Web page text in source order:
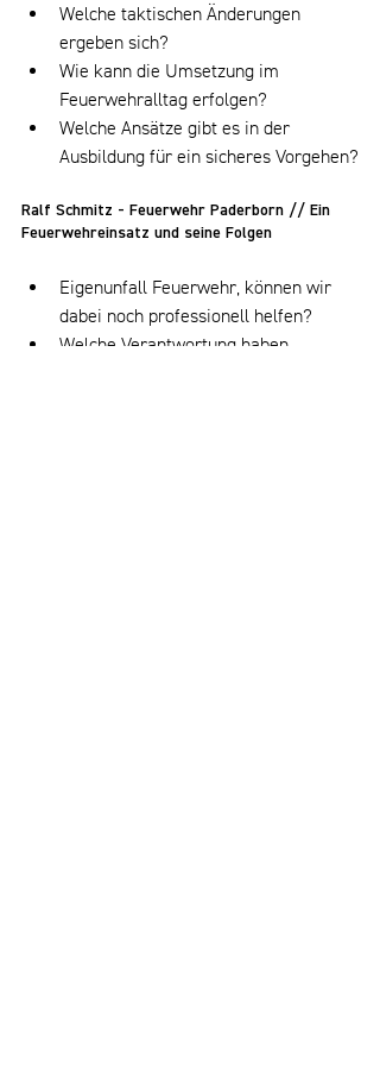
Welche taktischen Änderungen
ergeben sich?
Wie kann die Umsetzung im
Feuerwehralltag erfolgen?
Welche Ansätze gibt es in der
Ausbildung für ein sicheres Vorgehen?
Ralf Schmitz - Feuerwehr Paderborn // Ein
Feuerwehreinsatz und seine Folgen
Eigenunfall Feuerwehr, können wir
dabei noch professionell helfen?
Welche Verantwortung haben